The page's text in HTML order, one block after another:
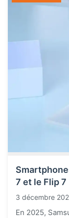
7 et le Flip 7
3 décembre
En 2025,